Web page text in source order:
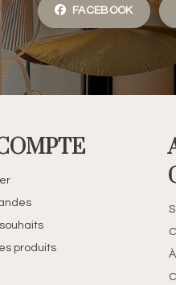
FACEBOOK
produits